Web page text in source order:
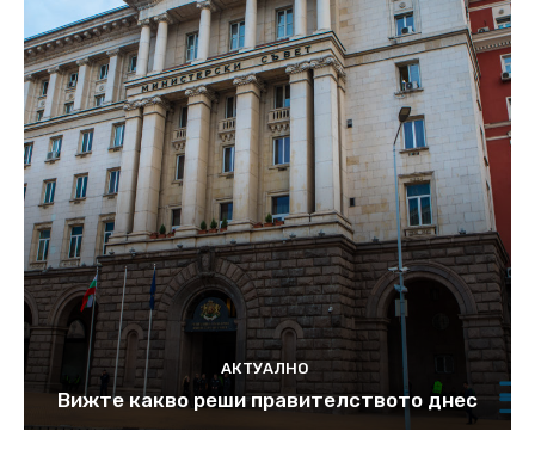
АКТУАЛНО
Вижте какво реши правителството днес